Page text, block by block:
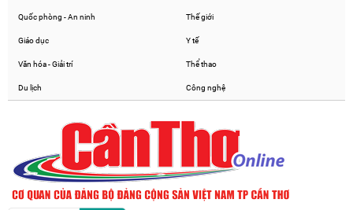
Quốc phòng - An ninh Thế giới
Giáo dục Y tế
Văn hóa - Giải trí Thể thao
Du lịch Công nghệ